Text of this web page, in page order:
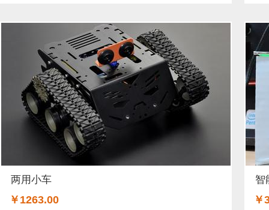
两用小车
￥1263.00
智
￥